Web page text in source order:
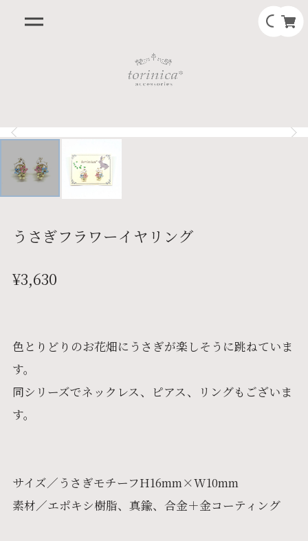
うさぎフラワーイヤリング
¥3,630
色とりどりのお花畑にうさぎが楽しそうに跳ねていま
す。
同シリーズでネックレス、ピアス、リングもございま
す。
サイズ／うさぎモチーフH16mm×W10mm
素材／エポキシ樹脂、真鍮、合金＋金コーティング